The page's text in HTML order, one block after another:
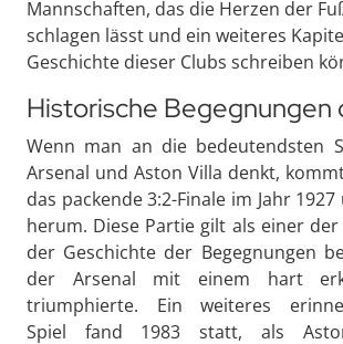
Mannschaften, das die Herzen der
schlagen lässt und ein weiteres
Geschichte dieser Clubs schreiben
Historische Begegnungen
Wenn man an die bedeutendsten
Arsenal und Aston Villa denkt,
das packende 3:2-Finale im Jahr
herum. Diese Partie gilt als einer
der Geschichte der Begegnungen
der Arsenal mit einem hart
triumphierte. Ein weiteres
Spiel fand 1983 statt, als